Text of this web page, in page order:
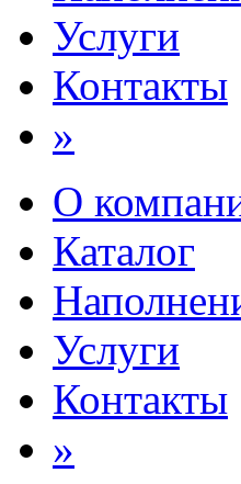
Услуги
Контакты
»
О
Каталог
Услуги
Контакты
»